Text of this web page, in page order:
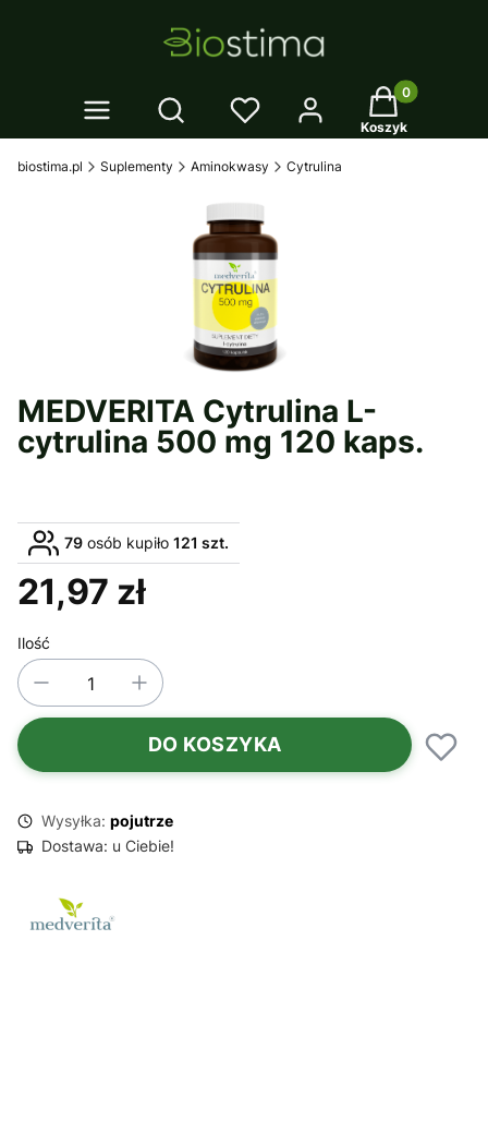
Otwórz wyszukiwarkę Twój koszyk:
Koszyk
biostima.pl Suplementy Aminokwasy Cytrulina
MEDVERITA Cytrulina L-
cytrulina 500 mg 120 kaps.
79 osób kupiło 121 szt.
Cena
21,97 zł
Ilość
DO KOSZYKA
Wysyłka: pojutrze
Dostawa: u Ciebie!